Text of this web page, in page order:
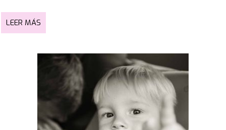
LEER MÁS